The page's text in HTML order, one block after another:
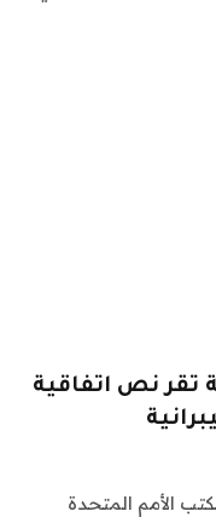
تقر نص اتفاقية
الأمم المتحدة